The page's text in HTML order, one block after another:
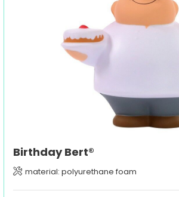
Outdoor & Vrije tijd
Birthday Bert®
material: polyurethane foam